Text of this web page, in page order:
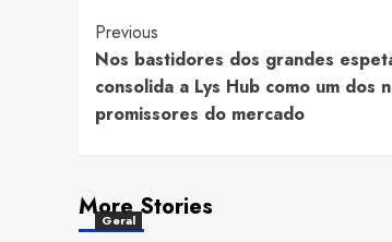
Post
Navigation
Previous
Nos bastidores dos grandes
consolida a Lys Hub como um dos
promissores do mercado
More Stories
Geral